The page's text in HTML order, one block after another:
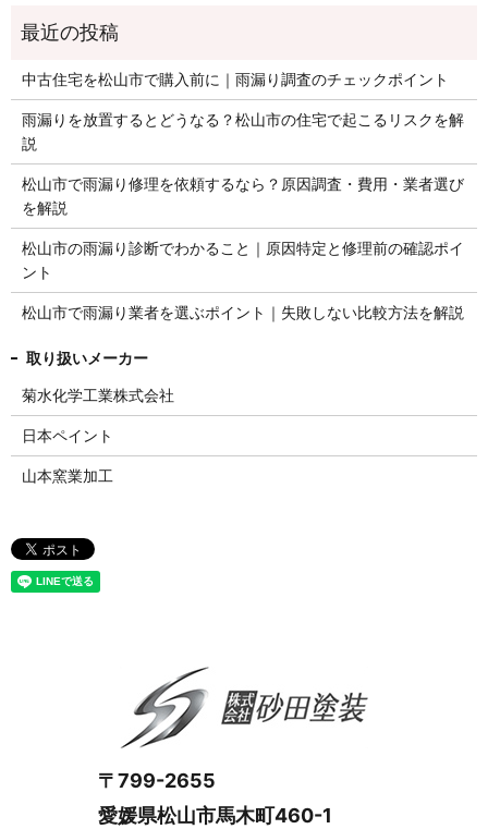
中古住宅を松山市で購入前に｜雨漏り調査のチェックポイント
雨漏りを放置するとどうなる？松山市の住宅で起こるリスクを解
説
松山市で雨漏り修理を依頼するなら？原因調査・費用・業者選び
を解説
松山市の雨漏り診断でわかること｜原因特定と修理前の確認ポイ
ント
松山市で雨漏り業者を選ぶポイント｜失敗しない比較方法を解説
菊水化学工業株式会社
日本ペイント
山本窯業加工
〒799-2655
愛媛県松山市馬木町460-1